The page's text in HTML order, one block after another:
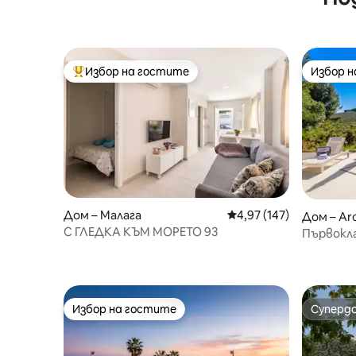
Най-популярен избор на гостите
Избор на гостите
Дом – Малага Средна оценка: 4,97
4,97 (147)
С ГЛЕДКА КЪМ МОРЕТО 93
Избор
Избор
Дом –
Избор на гостите
Избор на гостите